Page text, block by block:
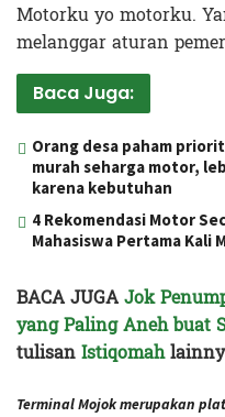
Motorku yo motorku.
melanggar aturan
Baca Juga:
Orang desa paham
murah seharga motor,
karena kebutuhan
4 Rekomendasi Motor
Mahasiswa Pertama Kali
BACA JUGAJok
yang Paling Aneh buat
tulisanIstiqomah
Terminal Mojok merupakan